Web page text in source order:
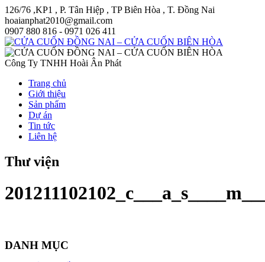
126/76 ,KP1 , P. Tân Hiệp , TP Biên Hòa , T. Đồng Nai
hoaianphat2010@gmail.com
0907 880 816 - 0971 026 411
Công Ty TNHH Hoài Ân Phát
Trang chủ
Giới thiệu
Sản phẩm
Dự án
Tin tức
Liên hệ
Thư viện
DANH MỤC